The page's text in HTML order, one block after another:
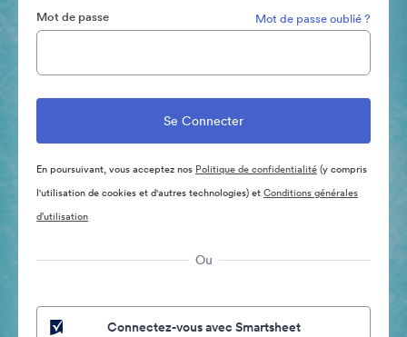
Mot de passe Mot de passe oublié ?
En poursuivant, vous acceptez nos Politique de confidentialité(y compris
l'utilisation de cookies et d'autres technologies) etConditions générales
d’utilisation
Ou
Connectez-vous avec Smartsheet